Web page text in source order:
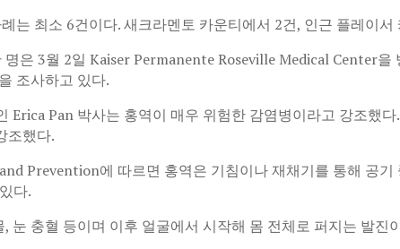
는 최소 6건이다. 새크라멘토 카운티에서 2건, 인근 플레이
은 3월 2일 Kaiser Permanente Roseville Medical Center
조사하고 있다.
Erica Pan 박사는 홍역이 매우 위험한 감염병이라고 강조했
조했다.
Prevention에 따르면 홍역은 기침이나 재채기를 통해 공
다.
눈 충혈 등이며 이후 얼굴에서 시작해 몸 전체로 퍼지는 발진